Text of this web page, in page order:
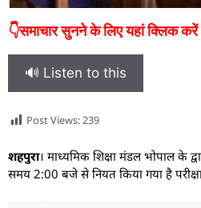
👇समाचार सुनने के लिए यहां क्लिक करें
🔊 Listen to this
Post Views:239
शहपुरा। माध्यमिक शिक्षा मंडल भोपाल के
समय 2:00 बजे से नियत किया गया है